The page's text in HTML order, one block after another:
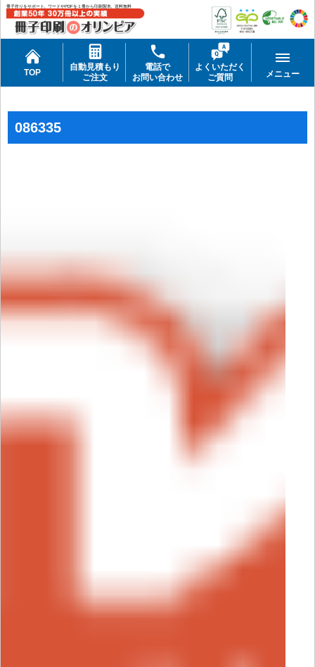
冊子作りをサポート。ワードやPDFを１冊から印刷製本。送料無料
TOP
自動見積もり
ご注文
電話で
お問い合わせ
よくいただく
ご質問
メニュー
086335